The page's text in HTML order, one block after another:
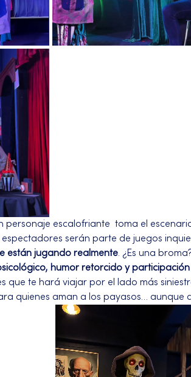
personaje escalofriante  toma el
espectadores serán parte de juegos
están jugando realmente. ¿Es una
humor retorcido y
que te hará viajar por el lado más
quienes aman a los payasos… aunque